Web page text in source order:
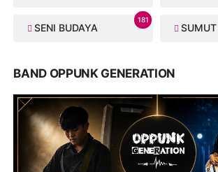
SENI BUDAYA
181
SUMUT
BAND OPPUNK GENERATION